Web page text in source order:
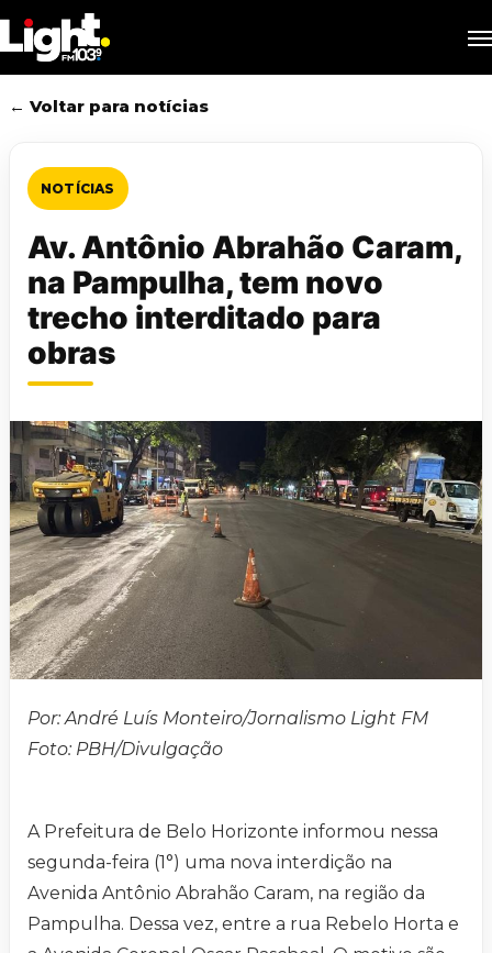
to
main
content
← Voltar para notícias
NOTÍCIAS
Av. Antônio Abrahão Caram,
na Pampulha, tem novo
trecho interditado para
obras
Por: André Luís Monteiro/Jornalismo Light FM
Foto: PBH/Divulgação
A Prefeitura de Belo Horizonte informou nessa
segunda-feira (1°) uma nova interdição na
Avenida Antônio Abrahão Caram, na região da
Pampulha. Dessa vez, entre a rua Rebelo Horta e